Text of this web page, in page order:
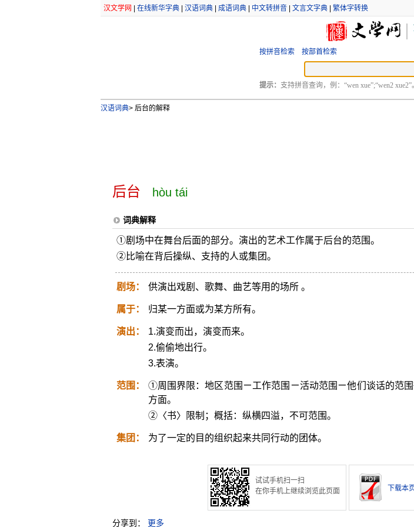
汉文学网 在线新华字典| 汉语词典| 成语词典| 中文转拼音| 文言文字典| 繁体字转换
按拼音检索 按部首检索
提示： 支持拼音查询，例：“wen xue”;“wen2
汉语词典>后台的解释
后台 hòu tái
词典解释
①剧场中在舞台后面的部分。演出的艺术工作属于后台的范围。
②比喻在背后操纵、支持的人或集团。
剧场： 供演出戏剧、歌舞、曲艺等用的场所 。
属于： 归某一方面或为某方所有。
演出：
1.演变而出，演变而来。
2.偷偷地出行。
3.表演。
范围：
①周围界限：地区范围ㄧ工作范围ㄧ活动范围ㄧ他们谈话的范
方面。
②〈书〉限制；概括：纵横四溢，不可范围。
集团： 为了一定的目的组织起来共同行动的团体。
试试手机扫一扫
在你手机上继续浏览此页面
下载本
分享到： 更多